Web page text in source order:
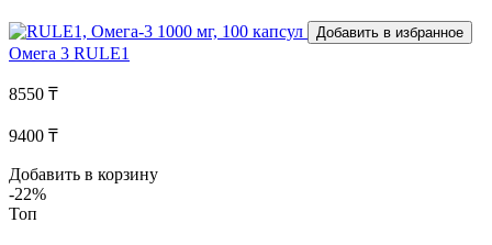
Добавить в избранное
Омега 3 RULE1
8550 ₸
9400 ₸
Добавить в корзину
-22%
Топ